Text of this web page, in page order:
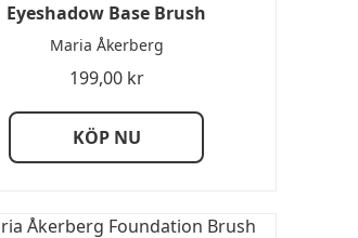
Eyeshadow Base Brush
Maria Åkerberg
199,00 kr
KÖP NU